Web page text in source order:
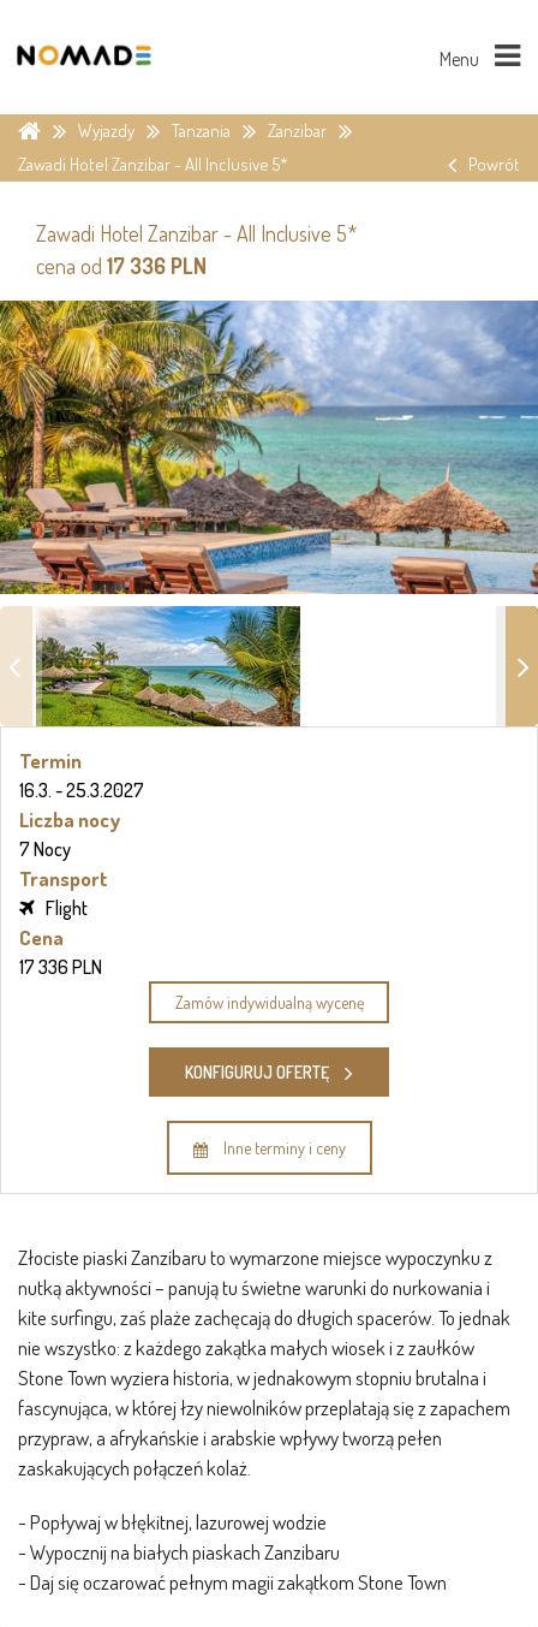
Menu
Wyjazdy Tanzania
Zanzibar
Zawadi Hotel Zanzibar - All Inclusive 5*
Powrót
Zawadi Hotel Zanzibar - All Inclusive 5*
cena od 17 336 PLN
Termin
16.3. - 25.3.2027
Liczba nocy
7 Nocy
Transport
Flight
Cena
17 336 PLN
Zamów indywidualną wycenę
KONFIGURUJ OFERTĘ
Inne terminy i ceny
Złociste piaski Zanzibaru to wymarzone miejsce wypoczynku z
nutką aktywności – panują tu świetne warunki do nurkowania i
kite surfingu, zaś plaże zachęcają do długich spacerów. To jednak
nie wszystko: z każdego zakątka małych wiosek i z zaułków
Stone Town wyziera historia, w jednakowym stopniu brutalna i
fascynująca, w której łzy niewolników przeplatają się z zapachem
przypraw, a afrykańskie i arabskie wpływy tworzą pełen
zaskakujących połączeń kolaż.
- Popływaj w błękitnej, lazurowej wodzie
- Wypocznij na białych piaskach Zanzibaru
- Daj się oczarować pełnym magii zakątkom Stone Town